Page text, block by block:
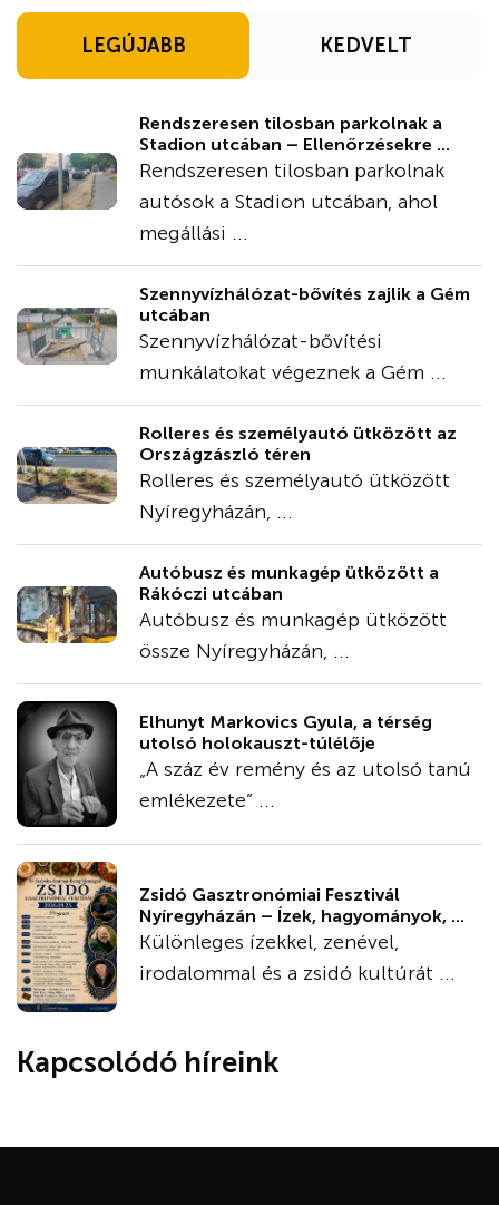
LEGÚJABB KEDVELT
Rendszeresen tilosban parkolnak a
Stadion utcában – Ellenőrzésekre ...
Rendszeresen tilosban parkolnak
autósok a Stadion utcában, ahol
megállási ...
Szennyvízhálózat-bővítés zajlik a Gém
utcában
Szennyvízhálózat-bővítési
munkálatokat végeznek a Gém ...
Rolleres és személyautó ütközött az
Országzászló téren
Rolleres és személyautó ütközött
Nyíregyházán, ...
Autóbusz és munkagép ütközött a
Rákóczi utcában
Autóbusz és munkagép ütközött
össze Nyíregyházán, ...
Elhunyt Markovics Gyula, a térség
utolsó holokauszt-túlélője
„A száz év remény és az utolsó tanú
emlékezete” ...
Zsidó Gasztronómiai Fesztivál
Nyíregyházán – Ízek, hagyományok, ...
Különleges ízekkel, zenével,
irodalommal és a zsidó kultúrát ...
Kapcsolódó híreink